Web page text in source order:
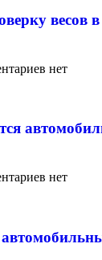
весов
нет
нет